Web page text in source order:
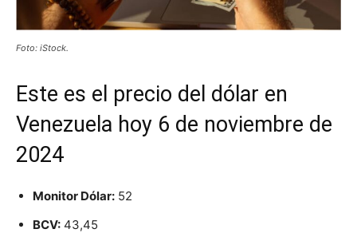
Foto: iStock.
Este es el precio del dólar en
Venezuela hoy 6 de noviembre de
2024
Monitor Dólar: 52
BCV: 43,45